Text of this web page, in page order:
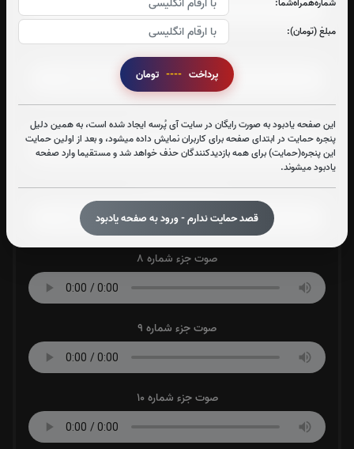
مبلغ (تومان):
پرداخت ----
این صفحه یادبود به صورت رایگان در سایت آی پُرسه ایجاد شده است، به همین دلیل
پنجره حمایت در ابتدای صفحه برای کاربران نمایش داده میشود، و بعد از اولین حمایت
این پنجره(حمایت) برای همه بازدیدکنندگان حذف خواهد شد و مستقیما وارد صفحه
یادبود میشوند.
قصد حمایت ندارم - ورود به صفحه یادبود
صوت جزء شماره 6
صوت جزء شماره 7
صوت جزء شماره 8
صوت جزء شماره 9
صوت جزء شماره 10